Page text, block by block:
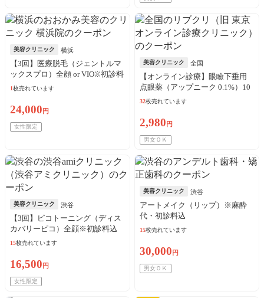
美容クリニック 横浜
【3回】医療脱毛（ジェントルマ
ックスプロ）全顔 or VIO※初診料
込
1枚売れています
24,000 円
女性限定
美容クリニック 全国
【オンライン診療】眼瞼下垂用
点眼薬（アップニーク 0.1%）10
本（10日分）※初診料・送料込
32枚売れています
2,980 円
男女ＯＫ
美容クリニック 渋谷
【3回】ピコトーニング（ディス
カバリーピコ）全顔※初診料込
15枚売れています
16,500 円
女性限定
美容クリニック 渋谷
アートメイク（リップ）※麻酔
代・初診料込
15枚売れています
30,000 円
男女ＯＫ